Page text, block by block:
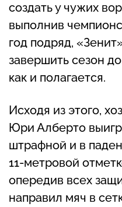
создать у чужих
выполнив
год подряд,
завершить сезон
как и полагается.
Исходя из этого,
Юри Алберто
штрафной и в
11-метровой
опередив всех
направил мяч в